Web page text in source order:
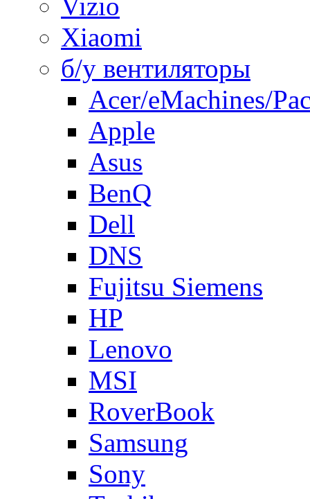
Xiaomi
б/у вентиляторы
Acer/eMachines/
Apple
Asus
BenQ
Dell
DNS
Fujitsu Siemens
HP
Lenovo
MSI
RoverBook
Samsung
Sony